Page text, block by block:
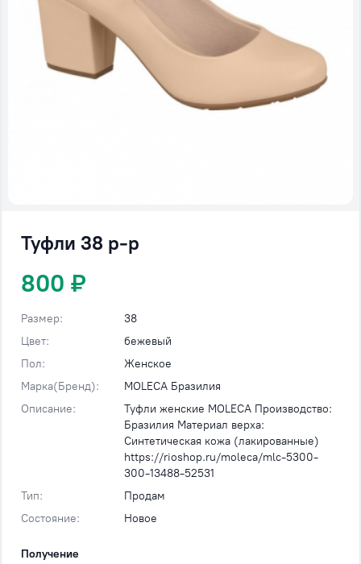
Туфли 38 р-р
800 ₽
Размер:
38
Цвет:
бежевый
Пол:
Женское
Марка(Бренд):
MOLECA Бразилия
Описание:
Туфли женские MOLECA Производство:
Бразилия Материал верха:
Синтетическая кожа (лакированные)
https://rioshop.ru/moleca/mlc-5300-
300-13488-52531
Тип:
Продам
Состояние:
Новое
Получение